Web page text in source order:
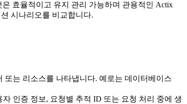
효율적이고 유지 관리 가능하며 관용적인 Actix
시나리오를 비교합니다.
는 리소스를 나타냅니다. 예로는 데이터베이스
인증 정보, 요청별 추적 ID 또는 요청 처리 중에 생